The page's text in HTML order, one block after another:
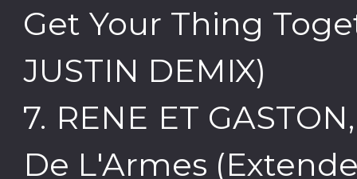
Get Your Thing
JUSTIN DEMIX)
7. RENE ET
De L'Armes